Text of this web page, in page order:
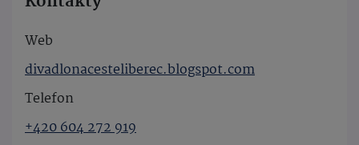
Web
divadlonacesteliberec.blogspot.com
Telefon
+420 604 272 919